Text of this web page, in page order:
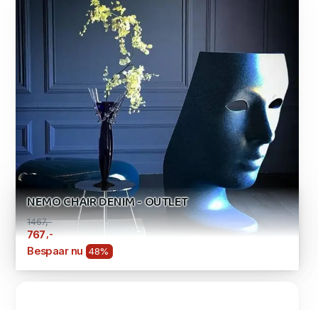
NEMO CHAIR DENIM - OUTLET
1467,-
767,-
Bespaar nu 48%